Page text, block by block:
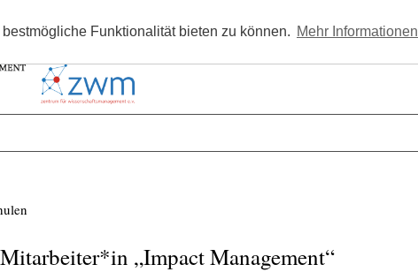
Funktionalität bieten zu können. Mehr Informationen
Kostenlos registrieren
„Impact Management“